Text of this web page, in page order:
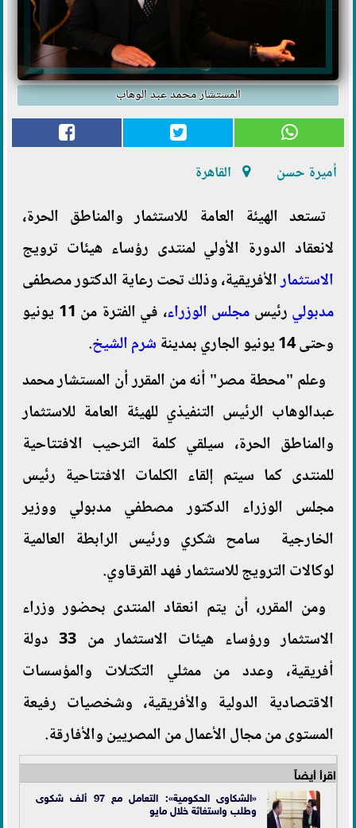
المستشار محمد عبد الوهاب
أميرة حسن القاهرة
تستعد الهيئة العامة للاستثمار والمناطق الحرة،
لانعقاد الدورة الأولي لمنتدى رؤساء هيئات ترويج
الاستثمارالأفريقية،وذلك تحت رعاية الدكتور مصطفى
مدبولي رئيس مجلس الوزراء
، في الفترة من 11 يونيو
وحتى 14 يونيو الجاري بمدينة
شرم الشيخ.
وعلم "محطة مصر" أنه من المقرر أن المستشار محمد
عبدالوهاب الرئيس التنفيذي للهيئة العامة للاستثمار
والمناطق الحرة، سيلقي كلمة الترحيب الافتتاحية
للمنتدى كما سيتم إلقاء الكلمات الافتتاحية رئيس
مجلس الوزراء الدكتور مصطفي مدبولي ووزير
الخارجية سامح شكري ورئيس الرابطة العالمية
لوكالات الترويج للاستثمار فهد القرقاوي.
ومن المقرر، أن يتم انعقاد المنتدى بحضور وزراء
الاستثمار ورؤساء هيئات الاستثمار من 33 دولة
أفريقية، وعدد من ممثلي التكتلات والمؤسسات
الاقتصادية الدولية والأفريقية، وشخصيات رفيعة
المستوى من مجال الأعمال من المصريين والأفارقة.
اقرأ أيضاً
«الشكاوى الحكومية»: التعامل مع 97 ألف شكوى
وطلب واستغاثة خلال مايو